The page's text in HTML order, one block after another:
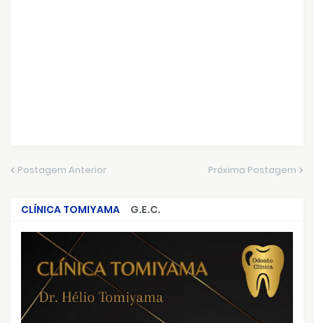
Postagem Anterior Próxima Postagem
CLÍNICA TOMIYAMA
G.E.C.
CRIMES QUE ABALARAM O BRASIL